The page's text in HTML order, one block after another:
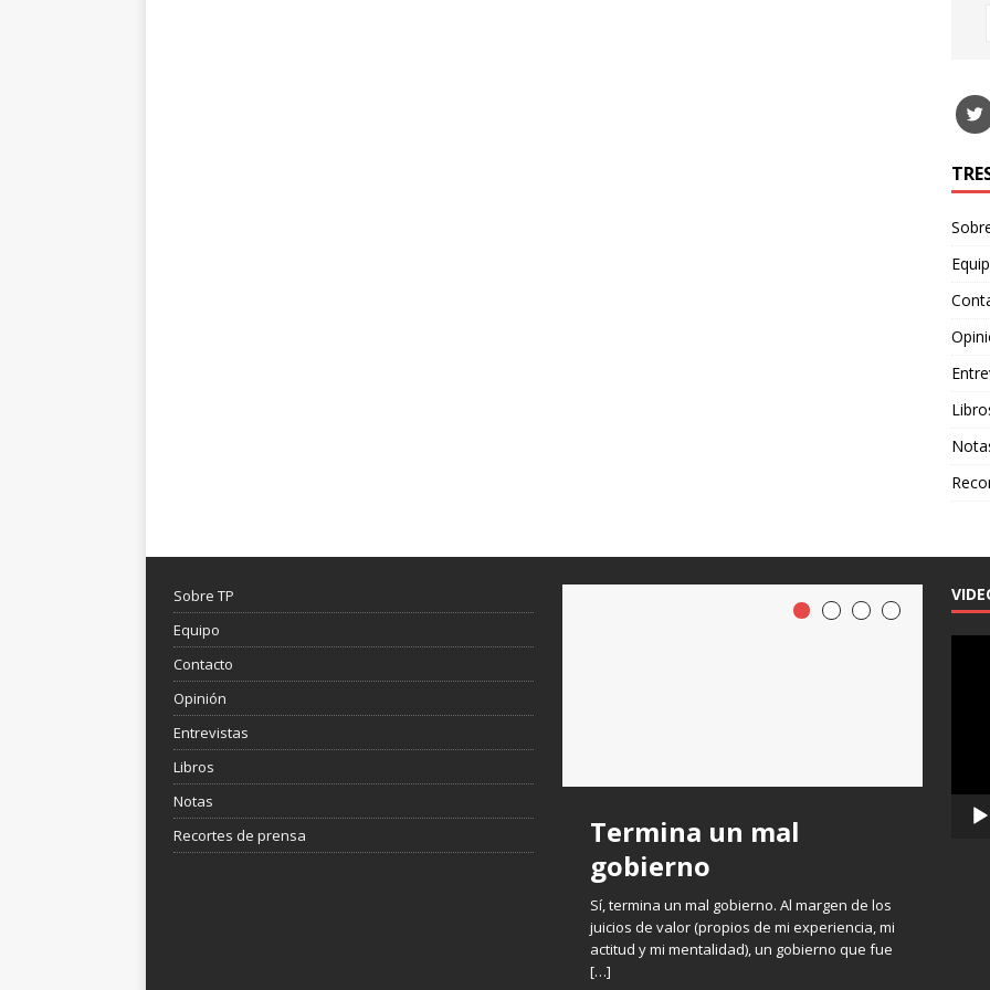
Sobre TP
Equipo
Contacto
Opinión
Entrevistas
Libros
Notas
Recortes de prensa
Termina un mal
gobierno
Sí, termina un mal gobierno. Al margen de los
juicios de valor (propios de mi experiencia, mi
actitud y mi mentalidad), un gobierno que fue
[…]